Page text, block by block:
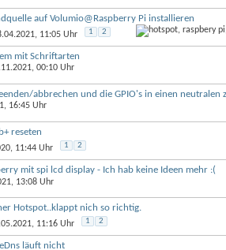
auf Volumio@Raspberry Pi installieren
11:05 Uhr 1 2
mit Schriftarten
00:10 Uhr
abbrechen und die GPIO's in einen neutralen
16:45 Uhr
reseten
11:44 Uhr 1 2
mit spi lcd display - Ich hab keine Ideen mehr :(
13:08 Uhr
Hotspot..klappt nich so richtig.
11:16 Uhr 1 2
läuft nicht